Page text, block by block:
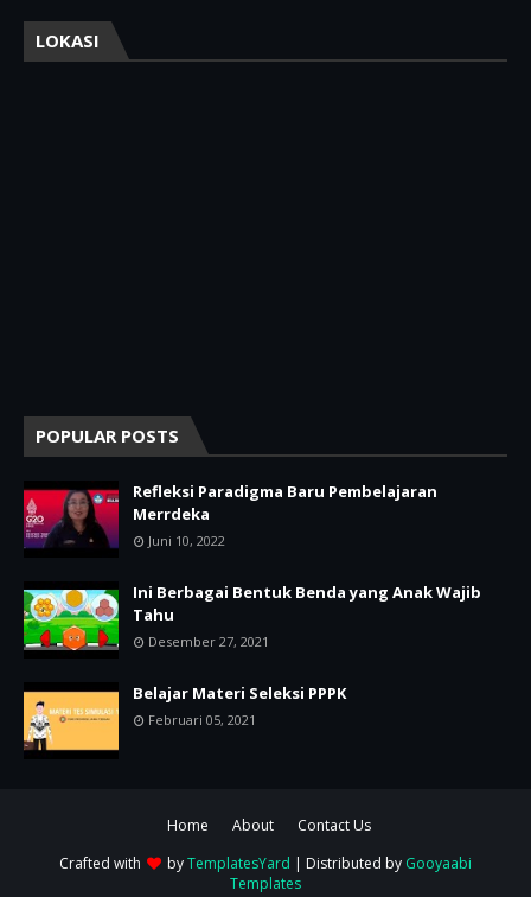
LOKASI
POPULAR POSTS
Refleksi Paradigma Baru Pembelajaran
Merrdeka
Juni 10, 2022
Ini Berbagai Bentuk Benda yang Anak Wajib
Tahu
Desember 27, 2021
Belajar Materi Seleksi PPPK
Februari 05, 2021
Home About
Contact Us
Crafted with
byTemplatesYard | Distributed by Gooyaabi
Templates